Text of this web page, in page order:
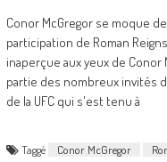
Conor McGregor se moque
participation de Roman
inaperçue aux yeux de Conor
partie des nombreux invités
de la UFC qui s'est tenu à
Taggé Conor McGregor